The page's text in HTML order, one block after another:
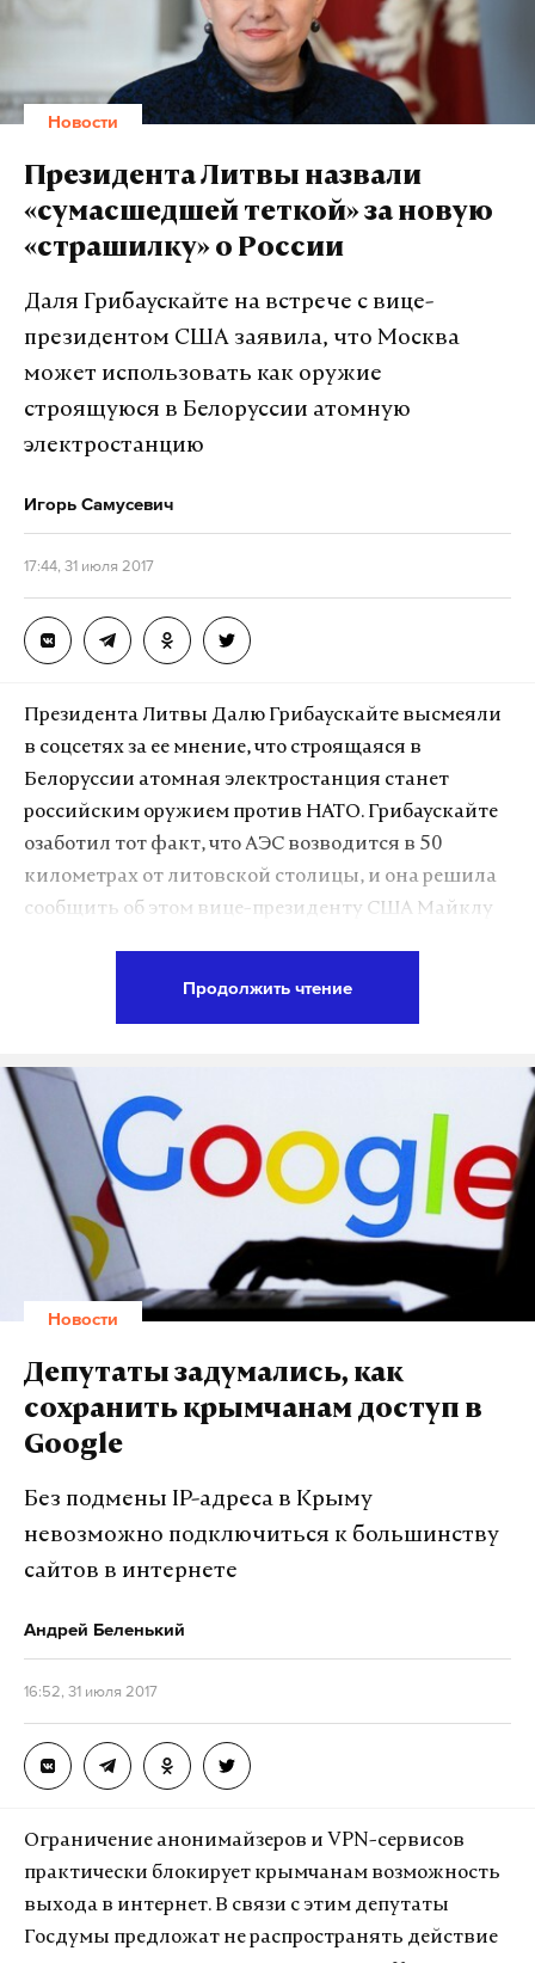
Новости
Президента Литвы назвали
«сумасшедшей теткой» за новую
«страшилку» о России
Даля Грибаускайте на встрече с вице-
президентом США заявила, что Москва
может использовать как оружие
строящуюся в Белоруссии атомную
электростанцию
Игорь Самусевич
17:44, 31 июля 2017
Президента Литвы Далю Грибаускайте высмеяли
в соцсетях за ее мнение, что строящаяся в
Белоруссии атомная электростанция станет
российским оружием против НАТО. Грибаускайте
озаботил тот факт, что АЭС возводится в 50
километрах от литовской столицы, и она решила
сообщить об этом вице-президенту США Майклу
отношении геополитических энергетических
проектов Кремля имеет исключительное значение
в плане возникновения новой угрозы –
строительства вблизи границ НАТО небезопасной
Белорусской АЭС в Островце, которая может быть
использована и как неконвенциональное
оружие», — сказано в сообщении пресс-службы
президента Литвы.
Всего за пару часов в соцсетях появились десятки
комментариев с едкими насмешками. Кое-кто
усомнился в здоровье литовского лидера.
Грибаускайте назвали «сумасшедшей теткой»,
которая постоянно придумывает новые
«российские угрозы» и уже «претендует» на приз за
Макс
Новую угрозу какую то придумала
— Святой (@Svyatoy13)31 июля 2017 г.
Продолжить чтение
Новости
Депутаты задумались, как
сохранить крымчанам доступ в
Google
Без подмены IP-адреса в Крыму
невозможно подключиться к большинству
сайтов в интернете
Андрей Беленький
16:52, 31 июля 2017
Ограничение анонимайзеров и VPN-сервисов
практически блокирует крымчанам возможность
выхода в интернет. В связи с этим депутаты
Госдумы предложат не распространять действие